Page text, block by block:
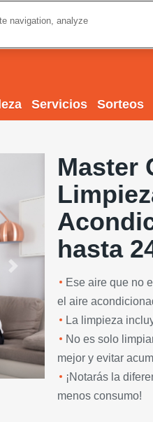
Servicios Sorteos
Next
Master
hasta
Ese aire que no
el aire
La limpieza
No es solo
mejor y evitar
¡Notarás la
menos consumo!
navigation, analyze